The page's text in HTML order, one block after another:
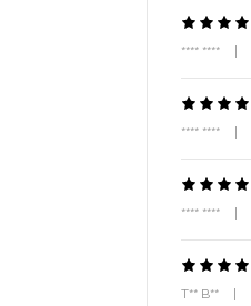
**** ****
**** ****
**** ****
T** B**